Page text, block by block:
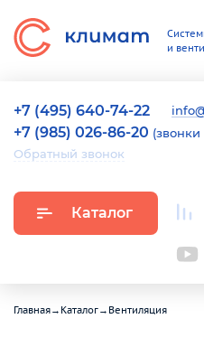
и
+7 (495) 640-74-22
+7 (985) 026-86-20
Обратный звонок
Каталог
Главная→ Каталог→ Вентиляция